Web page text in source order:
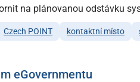
na plánovanou odstávku
Czech POINT kontaktní místo
eGovernmentu